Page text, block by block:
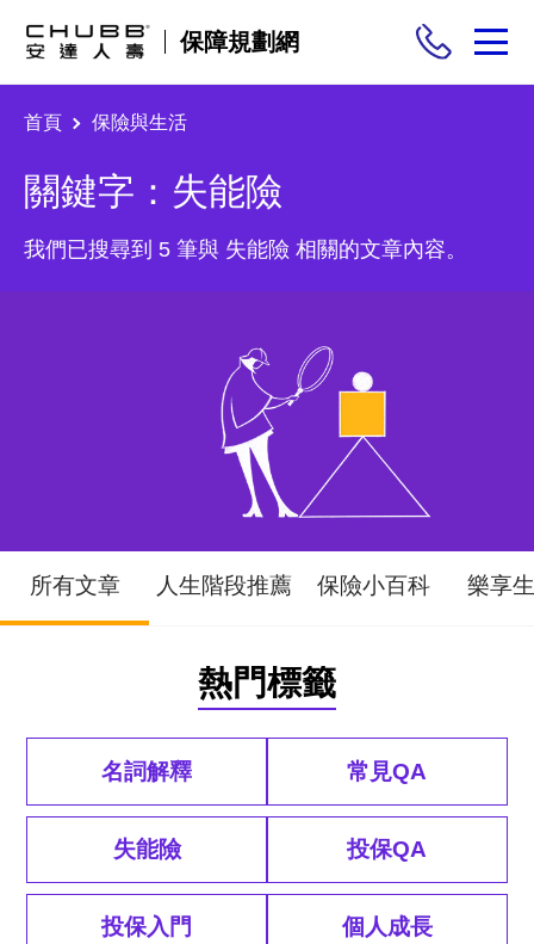
保障規劃網
保險商品
需求分析
首頁 保險與生活
關鍵字：失能險
我們已搜尋到 5 筆與 失能險 相關的文章內容。
所有文章 人生階段推薦 保險小百科 樂享
熱門標籤
名詞解釋 常見QA
失能險 投保QA
投保入門 個人成長